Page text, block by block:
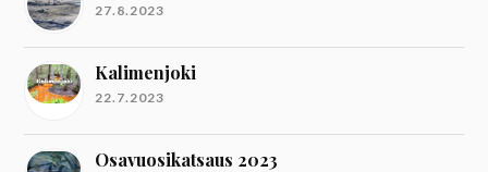
27.8.2023
Kalimenjoki
22.7.2023
Osavuosikatsaus 2023